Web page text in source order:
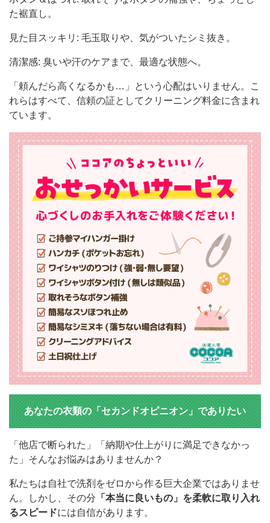
た裾直し。
見た目スッキリ: 毛玉取りや、気がついたシミ抜き。
清潔感: 臭いや汗のケアまで、最適な状態へ。
「頼んだら高くなるかも…」という心配はいりません。こ
れらはすべて、信頼の証としてクリーニング料金に含まれ
ています。
あなたの衣類の「セカンドオピニオン」でありたい
「他店で断られた」「納期や仕上がりに満足できなかっ
た」そんなお悩みはありませんか？
私たちは自社で洗剤をゼロから作る巨大企業ではありませ
ん。しかし、その分 「本当に良いもの」を柔軟に取り入れ
るスピードには自信があります。